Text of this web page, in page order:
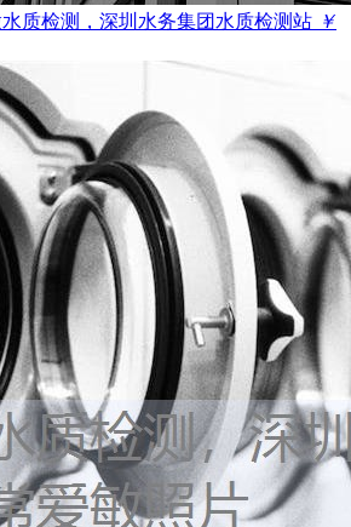
质检测，深圳水务集团水质检测站 ￥